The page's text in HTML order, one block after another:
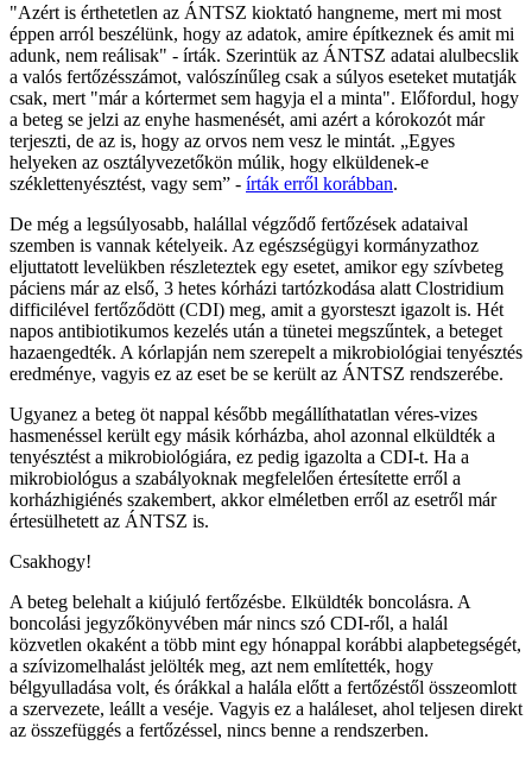
"Azért is érthetetlen az ÁNTSZ kioktató hangneme, mert mi most
éppen arról beszélünk, hogy az adatok, amire építkeznek és amit mi
adunk, nem reálisak" - írták. Szerintük az ÁNTSZ adatai alulbecslik
a valós fertőzésszámot, valószínűleg csak a súlyos eseteket mutatják
csak, mert "már a kórtermet sem hagyja el a minta". Előfordul, hogy
a beteg se jelzi az enyhe hasmenését, ami azért a kórokozót már
terjeszti, de az is, hogy az orvos nem vesz le mintát. „Egyes
helyeken az osztályvezetőkön múlik, hogy elküldenek-e
széklettenyésztést, vagy sem” - írták erről korábban.
De még a legsúlyosabb, halállal végződő fertőzések adataival
szemben is vannak kételyeik. Az egészségügyi kormányzathoz
eljuttatott levelükben részleteztek egy esetet, amikor egy szívbeteg
páciens már az első, 3 hetes kórházi tartózkodása alatt Clostridium
difficilével fertőződött (CDI) meg, amit a gyorsteszt igazolt is. Hét
napos antibiotikumos kezelés után a tünetei megszűntek, a beteget
hazaengedték. A kórlapján nem szerepelt a mikrobiológiai tenyésztés
eredménye, vagyis ez az eset be se került az ÁNTSZ rendszerébe.
Ugyanez a beteg öt nappal később megállíthatatlan véres-vizes
hasmenéssel került egy másik kórházba, ahol azonnal elküldték a
tenyésztést a mikrobiológiára, ez pedig igazolta a CDI-t. Ha a
mikrobiológus a szabályoknak megfelelően értesítette erről a
korházhigiénés szakembert, akkor elméletben erről az esetről már
értesülhetett az ÁNTSZ is.
Csakhogy!
A beteg belehalt a kiújuló fertőzésbe. Elküldték boncolásra. A
boncolási jegyzőkönyvében már nincs szó CDI-ről, a halál
közvetlen okaként a több mint egy hónappal korábbi alapbetegségét,
a szívizomelhalást jelölték meg, azt nem említették, hogy
bélgyulladása volt, és órákkal a halála előtt a fertőzéstől összeomlott
a szervezete, leállt a veséje. Vagyis ez a haláleset, ahol teljesen direkt
az összefüggés a fertőzéssel, nincs benne a rendszerben.